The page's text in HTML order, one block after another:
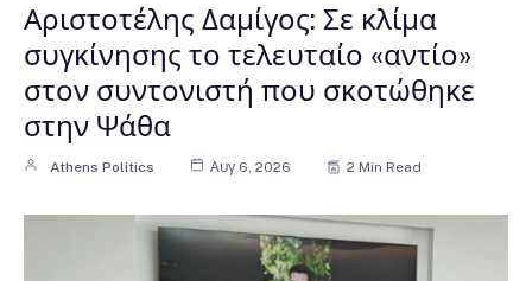
Αριστοτέλης Δαμίγος: Σε κλίμα
συγκίνησης το τελευταίο «αντίο»
στον συντονιστή που σκοτώθηκε
στην Ψάθα
Athens Politics Αυγ 6, 2026 2 Min Read